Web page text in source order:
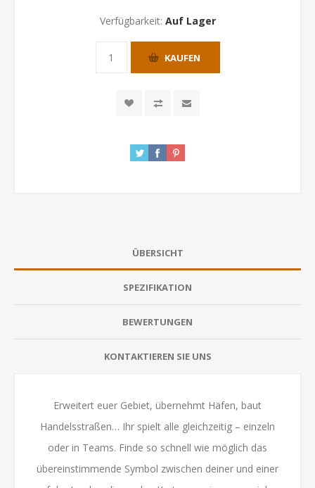
Verfügbarkeit: Auf Lager
KAUFEN
ÜBERSICHT
SPEZIFIKATION
BEWERTUNGEN
KONTAKTIEREN SIE UNS
Erweitert euer Gebiet, übernehmt Häfen, baut
Handelsstraßen… Ihr spielt alle gleichzeitig – einzeln
oder in Teams. Finde so schnell wie möglich das
übereinstimmende Symbol zwischen deiner und einer